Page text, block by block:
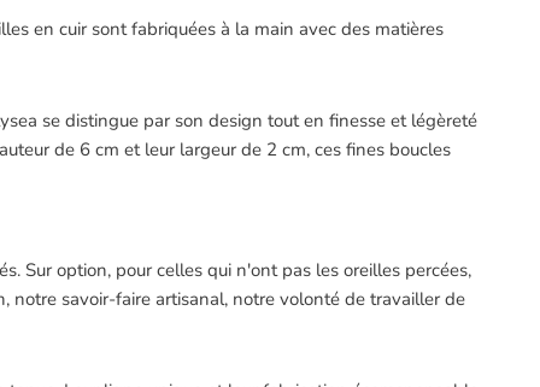
en cuir sont fabriquées à la main avec des matières
se distingue par son design tout en finesse et légèreté
de 6 cm et leur largeur de 2 cm, ces fines boucles
Sur option, pour celles qui n'ont pas les oreilles percées,
notre savoir-faire artisanal, notre volonté de travailler de